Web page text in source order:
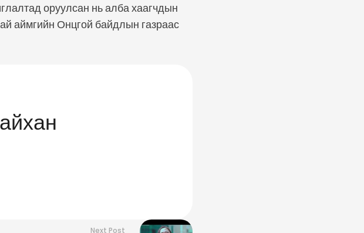
оруулсан нь алба хаагчдын
аймгийн Онцгой байдлын газраас
Next Post